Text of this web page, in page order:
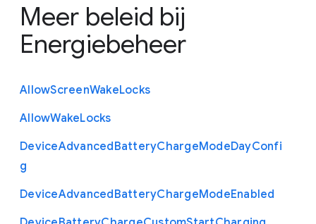
Meer beleid bij
Energiebeheer
AllowScreenWakeLocks
AllowWakeLocks
DeviceAdvancedBatteryChargeModeDayConfi
g
DeviceAdvancedBatteryChargeModeEnabled